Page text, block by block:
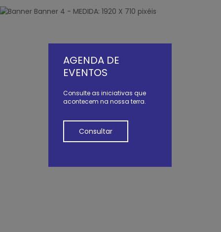
AGENDA DE
EVENTOS
Consulte as iniciativas que
acontecem na nossa terra.
Consultar